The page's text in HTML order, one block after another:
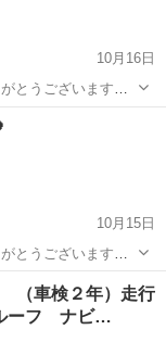
10月16日
とうございます！
ン最北端のお店とし
舗展開をしている
10月15日
とうございます！
ン最北端のお店とし
舗展開をしている
（車検２年）走行
ーフ ナビ…